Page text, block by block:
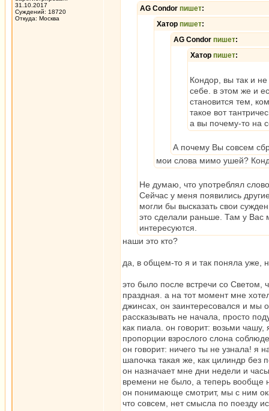
31.10.2017
Суждений: 18720
Откуда: Москва
AG Condor пишет:
Хатор пишет:
AG Condor пишет:
Хатор пишет:
Кондор, вы так и
себе. в этом же и
становится тем,
такое вот
а вы почему-то на
А почему Вы совсем
мои слова мимо ушей?
Не думаю, что употреблял
Сейчас у меня появились
могли бы высказать свои
это сделали раньше. Там у Вас
интересуются.
наши это кто?
да, в общем-то я и так поняла уже,
это было после встречи со Светом,
праздная. а на тот момент мне
джинсах, он заинтересовался и мы
рассказывать не начала, просто
как пиала. он говорит: возьми
пропорции взрослого слона
он говорит: ничего ты не узнала! я
шапочка такая же, как цилиндр без
он назначает мне дни недели и
времени не было, а теперь вообще
он понимающе смотрит, мы с ним
что совсем, нет смысла по поезду